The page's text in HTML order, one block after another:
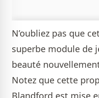
N’oubliez pas que
superbe module de
beauté
Notez que cette
Blandford est mise